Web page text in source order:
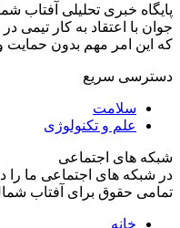
پایگاه خبری تحلیلی آفتاب
جوان با اعتقاد به کار تیمی
که این امر مهم بدون حمایت
دسترسی سریع
سلامت
علم و تکنولوژی
شبکه های اجتماعی
در شبکه های اجتماعی ما را
تمامی حقوق برای آفتاب
خانه